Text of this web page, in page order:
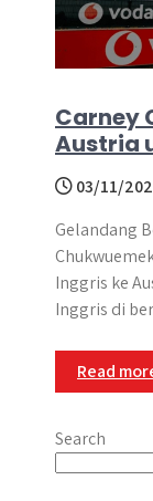
Carney
Austria
03/11/
Gelandang
Inggris ke
Inggris di
Read
Search